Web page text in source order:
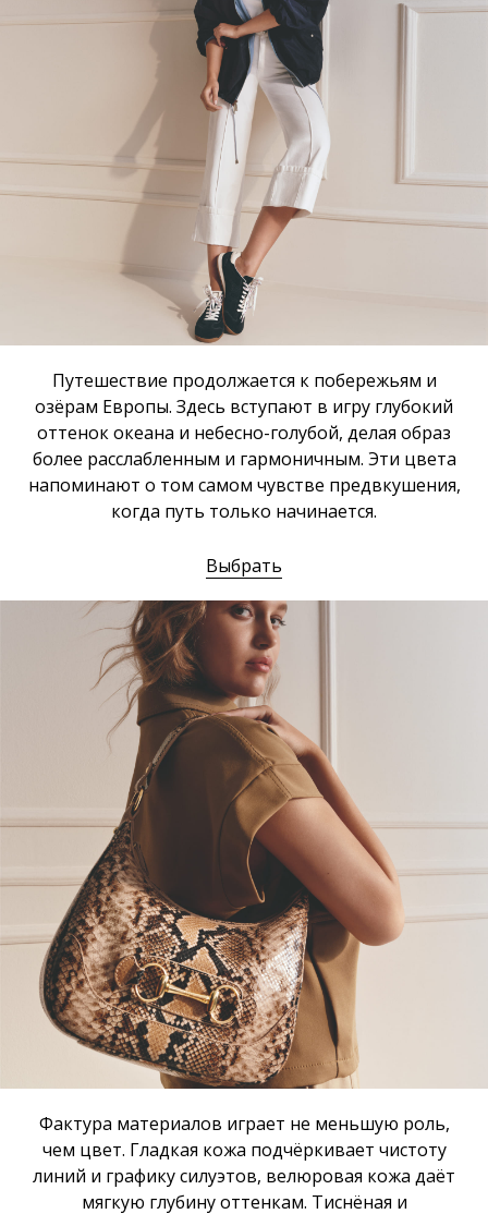
Путешествие продолжается к побережьям и
озёрам Европы. Здесь вступают в игру глубокий
оттенок океана и небесно-голубой, делая образ
более расслабленным и гармоничным. Эти цвета
напоминают о том самом чувстве предвкушения,
когда путь только начинается.
Выбрать
Фактура материалов играет не меньшую роль,
чем цвет. Гладкая кожа подчёркивает чистоту
линий и графику силуэтов, велюровая кожа даёт
мягкую глубину оттенкам. Тиснёная и